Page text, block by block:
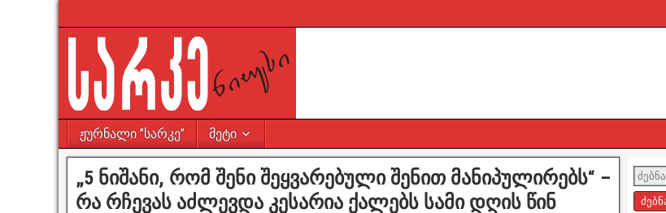
ჟურნალი ”სარკე” მეტი
„5 ნიშანი, რომ შენი შეყვარებული შენით მანიპულირებს“ –
რა რჩევას აძლევდა კესარია ქალებს სამი დღის წინ